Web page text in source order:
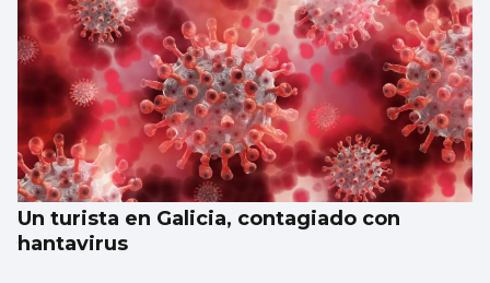
El Vaticano cerró el año 2025 con un
patrimonio neto de 2.686 millones
Un turista en Galicia, contagiado con
hantavirus